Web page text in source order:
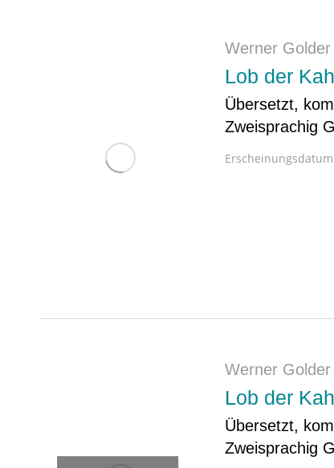
Werner Golder
Lob der
Übersetzt,
Zweisprachig
Werner Golder
Lob der
Übersetzt,
Zweisprachig